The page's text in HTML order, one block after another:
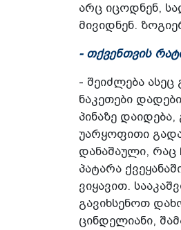
არც იცოდნენ,
მივიდნენ.
- თქვენთვის
- შეიძლება
ნაკეთები
პინაზე
უარყოფითი
დანაშაული, რაც
პატარა
ვიყავით.
გავიხსენოთ
ცინდელიანი,